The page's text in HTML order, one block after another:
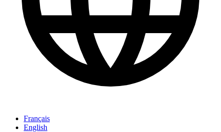
Français
English